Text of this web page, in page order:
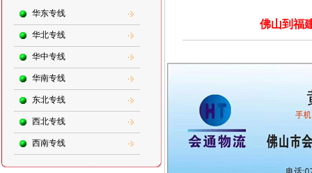
华东专线
华北专线
华中专线
华南专线
东北专线
西北专线
西南专线
佛山到福